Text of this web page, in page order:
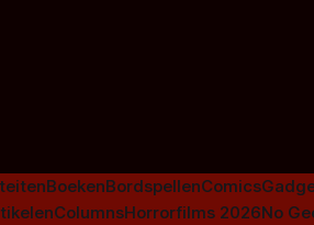
BoekenBordspellenComics
ColumnsHorrorfilms 2026No